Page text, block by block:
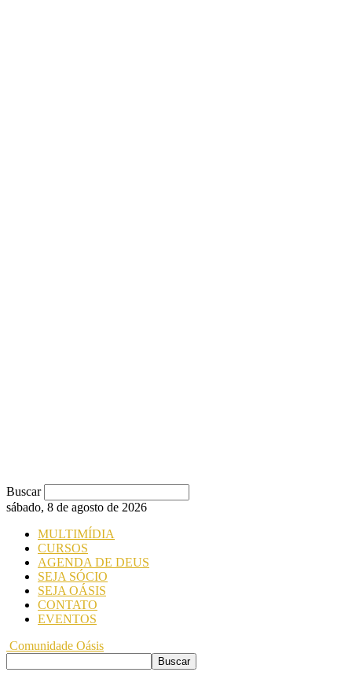
Buscar
sábado, 8 de agosto de 2026
MULTIMÍDIA
CURSOS
AGENDA DE DEUS
SEJA SÓCIO
SEJA OÁSIS
CONTATO
EVENTOS
Comunidade Oásis